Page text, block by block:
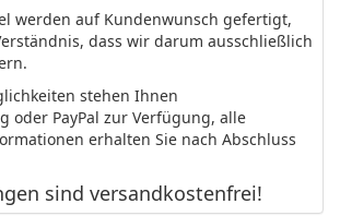
werden auf Kundenwunsch gefertigt,
dass wir darum ausschließlich
stehen Ihnen
oder PayPal zur Verfügung, alle
erhalten Sie nach Abschluss
sind versandkostenfrei!